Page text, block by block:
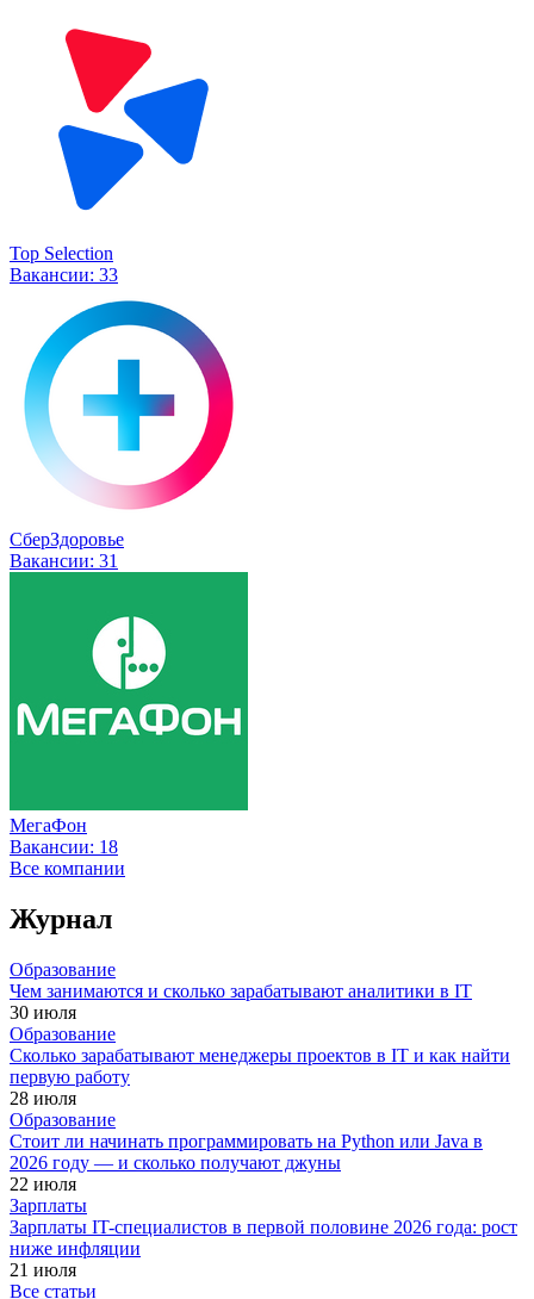
Top Selection
Вакансии: 33
СберЗдоровье
Вакансии: 31
МегаФон
Вакансии: 18
Все компании
Журнал
Образование
Чем занимаются и сколько зарабатывают аналитики в IT
30 июля
Образование
Сколько зарабатывают менеджеры проектов в IT и как найти
первую работу
28 июля
Образование
Стоит ли начинать программировать на Python или Java в
2026 году — и сколько получают джуны
22 июля
Зарплаты
Зарплаты IT-специалистов в первой половине 2026 года: рост
ниже инфляции
21 июля
Все статьи